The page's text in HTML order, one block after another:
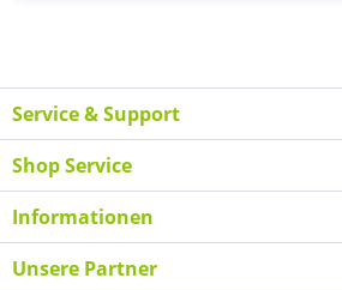
Service & Support
Shop Service
Informationen
Unsere Partner